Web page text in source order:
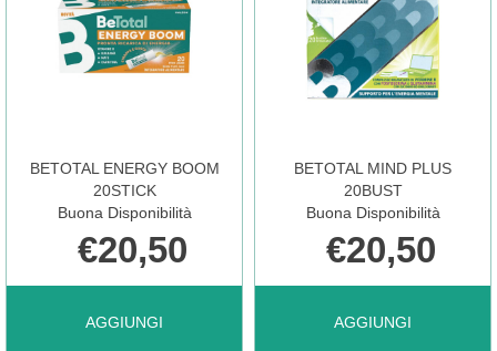
CARRELLO CARRELLO
BETOTAL ENERGY BOOM
20STICK
Buona Disponibilità
€20,50
AGGIUNGI
AGGIUNGI BETOTAL
BETOTAL MIND PLUS
20BUST
Buona Disponibilità
€20,50
AGGIUNGI
AGGIUNGI BETOTAL